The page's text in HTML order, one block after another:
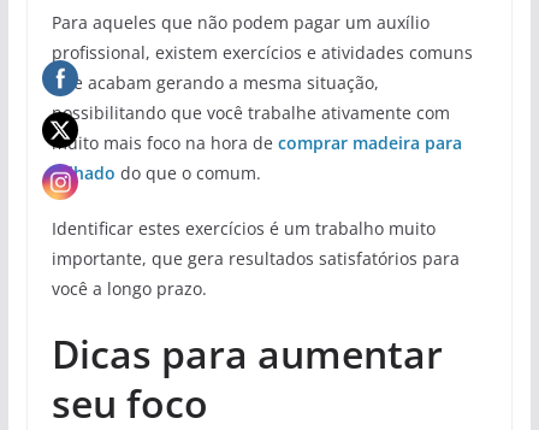
Para aqueles que não podem pagar um auxílio
profissional, existem exercícios e atividades comuns
que acabam gerando a mesma situação,
possibilitando que você trabalhe ativamente com
muito mais foco na hora de comprar madeira para
telhado do que o comum.
Identificar estes exercícios é um trabalho muito
importante, que gera resultados satisfatórios para
você a longo prazo.
Dicas para aumentar
seu foco